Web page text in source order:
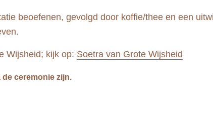
beoefenen, gevolgd door koffie/thee en een
Wijsheid; kijk op: Soetra van Grote Wijsheid
de ceremonie zijn.